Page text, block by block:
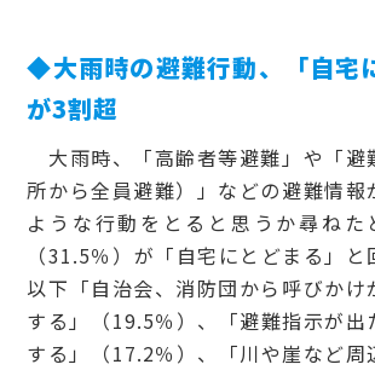
◆大雨時の避難行動、「自宅
が3割超
大雨時、「高齢者等避難」や「避
所から全員避難）」などの避難情報
ような行動をとると思うか尋ねた
（31.5％）が「自宅にとどまる」と
以下「自治会、消防団から呼びかけ
する」（19.5％）、「避難指示が出
する」（17.2％）、「川や崖など周